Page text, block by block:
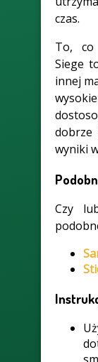
czas.
To, co
Siege
innej
dobrze
wyniki
Czy